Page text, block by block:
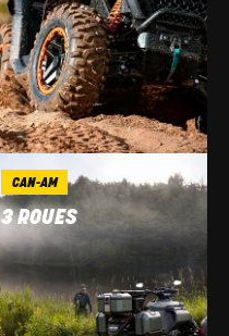
CAN-AM
3 ROUES